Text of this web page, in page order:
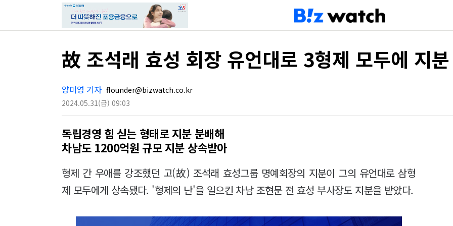
故 조석래 효성 회장 유언대로 3형제 모두에 지
양미영 기자 flounder@bizwatch.co.kr
2024.05.31(금) 09:03
독립경영 힘 싣는 형태로 지분 분배해
차남도 1200억원 규모 지분 상속받아
형제 간 우애를 강조했던 고(故) 조석래 효성그룹 명예회장의 지분이 그의 유언대로 삼형
제 모두에게 상속됐다. '형제의 난'을 일으킨 차남 조현문 전 효성 부사장도 지분을 받았다.